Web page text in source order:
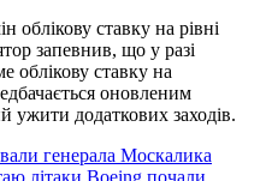
ставку на рівні
запевнив, що у разі
облікову ставку на
оновленим
ужити додаткових заходів.
генерала Москалика